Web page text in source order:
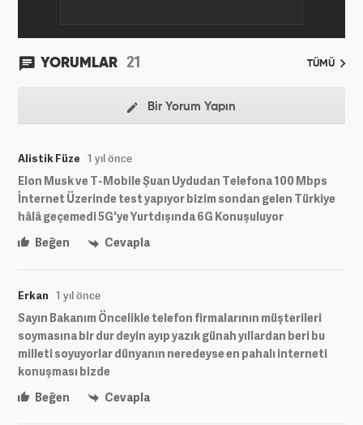
YORUMLAR 21 TÜMÜ
Bir Yorum Yapın
Alistik Füze 1 yıl önce
Elon Musk ve T-Mobile Şuan Uydudan Telefona 100 Mbps
İnternet Üzerinde test yapıyor bizim sondan gelen Türkiye
hâlâ geçemedi 5G'ye Yurtdışında 6G Konuşuluyor
Beğen
Cevapla
Erkan 1 yıl önce
Sayın Bakanım Öncelikle telefon firmalarının müşterileri
soymasına bir dur deyin ayıp yazık günah yıllardan beri bu
milleti soyuyorlar dünyanın neredeyse en pahalı interneti
konuşması bizde
Beğen
Cevapla